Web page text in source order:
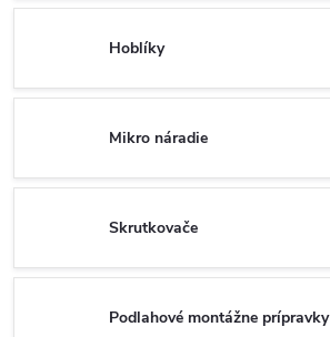
Hoblíky
Mikro náradie
Skrutkovače
Podlahové montážne prípravky